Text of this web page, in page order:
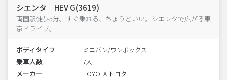
シエンタ HEV G(3619)
両国駅徒歩3分。すぐ乗れる、ちょうどいい。シエンタで広がる東
京ドライブ。
ボディタイプ ミニバン/ワンボックス
乗車人数 7人
メーカー TOYOTA トヨタ